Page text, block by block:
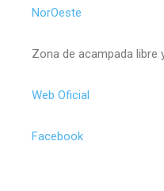
NorOeste
Zona de acampada libre
Web Oficial
Facebook